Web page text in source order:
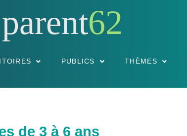
parent62
PUBLICS THÈMES
de 3 à 6 ans